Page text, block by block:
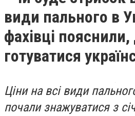
види пального в
фахівці
готуватися
Ціни на всі види
почали знажуватися з